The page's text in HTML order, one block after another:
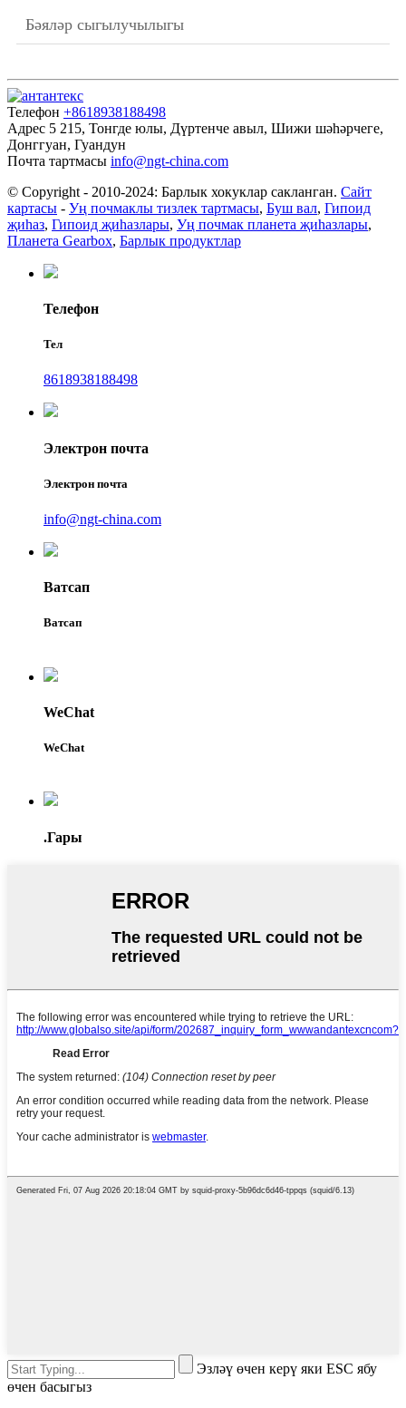
Бәяләр сыгылучылыгы
Телефон +8618938188498
Адрес 5 215, Тонгде юлы, Дүртенче авыл, Шижи шәһәрчеге,
Донггуан, Гуандун
Почта тартмасы info@ngt-china.com
© Copyright - 2010-2024: Барлык хокуклар сакланган. Сайт
картасы - Уң почмаклы тизлек тартмасы, Буш вал, Гипоид
җиһаз, Гипоид җиһазлары, Уң почмак планета җиһазлары,
Планета Gearbox, Барлык продуктлар
Телефон
Тел
8618938188498
Электрон почта
Электрон почта
info@ngt-china.com
Ватсап
Ватсап
WeChat
WeChat
.Гары
Эзләү өчен керү яки ESC ябу
өчен басыгыз